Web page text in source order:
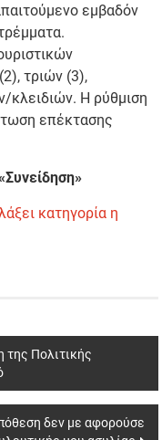
εμβαδόν
τριών (3),
Η ρύθμιση
επέκτασης
κατηγορία η
Πολιτικής
δεν με αφορούσε